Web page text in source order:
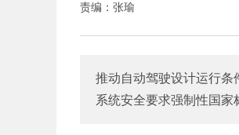
责编：张瑜
推动自动驾驶设计运行条
系统安全要求强制性国家